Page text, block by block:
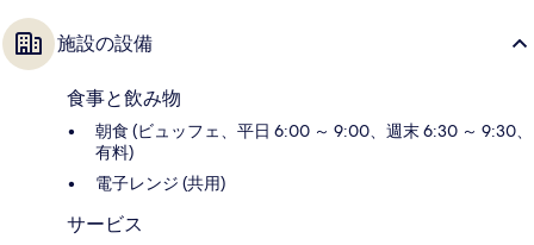
施設の設備
食事と飲み物
朝食 (ビュッフェ、平日 6:00 ～ 9:00、週末 6:30 ～ 9:30、
有料)
電子レンジ (共用)
サービス